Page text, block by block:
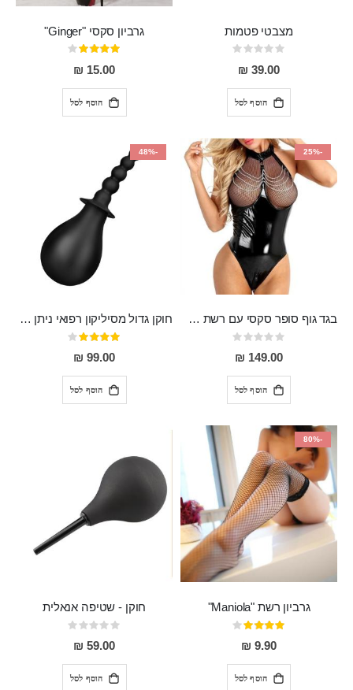
מצבטי פטמות
Rating:
0%
39.00 ₪
הוסף לסל
גרביון סקסי "Ginger"
דירוג:
80%
15.00 ₪
הוסף לסל
-25%
בגד גוף סופר סקסי עם רשת שקופה בחזה ושרשרות מלמעלה וריצרץ מלמטה Pan במפשעה
Rating:
0%
149.00 ₪
הוסף לסל
-48%
חוקן גדול מסיליקון רפואי ניתן לשימוש גם כפלאג וגם כחרוזים אנאלים
דירוג:
80%
99.00 ₪
הוסף לסל
-80%
גרביון רשת "Maniola"
דירוג:
80%
9.90 ₪
הוסף לסל
חוקן - שטיפה אנאלית
Rating:
0%
59.00 ₪
הוסף לסל